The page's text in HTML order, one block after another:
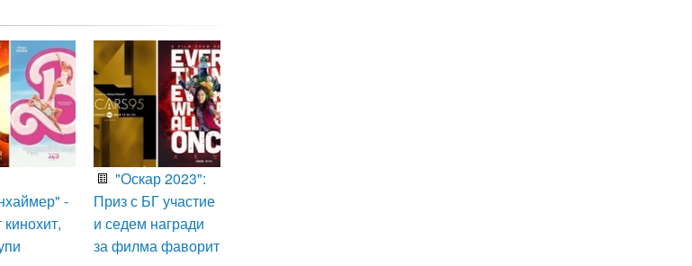
-
кинохит,
"Оскар 2023":
Приз с БГ участие
и седем награди
за филма фаворит